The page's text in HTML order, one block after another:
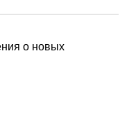
о новых